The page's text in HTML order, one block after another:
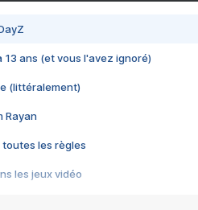
13 ans (et vous l'avez ignoré)
(littéralement)
Rayan
toutes les règles
les jeux vidéo